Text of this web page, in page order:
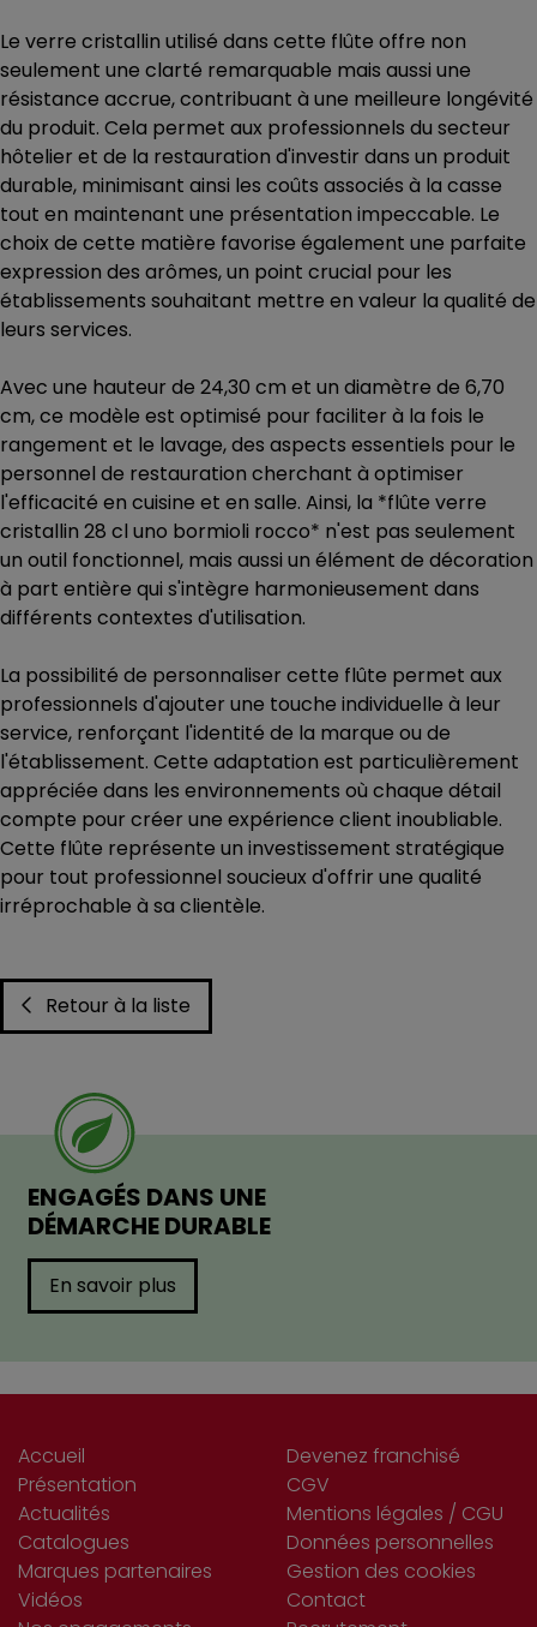
Le verre cristallin utilisé dans cette flûte offre non
seulement une clarté remarquable mais aussi une
résistance accrue, contribuant à une meilleure longévité
du produit. Cela permet aux professionnels du secteur
hôtelier et de la restauration d'investir dans un produit
durable, minimisant ainsi les coûts associés à la casse
tout en maintenant une présentation impeccable. Le
choix de cette matière favorise également une parfaite
expression des arômes, un point crucial pour les
établissements souhaitant mettre en valeur la qualité de
leurs services.
Avec une hauteur de 24,30 cm et un diamètre de 6,70
cm, ce modèle est optimisé pour faciliter à la fois le
rangement et le lavage, des aspects essentiels pour le
personnel de restauration cherchant à optimiser
l'efficacité en cuisine et en salle. Ainsi, la *flûte verre
cristallin 28 cl uno bormioli rocco* n'est pas seulement
un outil fonctionnel, mais aussi un élément de décoration
à part entière qui s'intègre harmonieusement dans
différents contextes d'utilisation.
La possibilité de personnaliser cette flûte permet aux
professionnels d'ajouter une touche individuelle à leur
service, renforçant l'identité de la marque ou de
l'établissement. Cette adaptation est particulièrement
appréciée dans les environnements où chaque détail
compte pour créer une expérience client inoubliable.
Cette flûte représente un investissement stratégique
pour tout professionnel soucieux d'offrir une qualité
irréprochable à sa clientèle.
Retour à la liste
ENGAGÉS DANS UNE
DÉMARCHE DURABLE
En savoir plus
Accueil
Présentation
Actualités
Catalogues
Marques partenaires
Vidéos
Devenez franchisé
CGV
Mentions légales / CGU
Données personnelles
Gestion des cookies
Contact